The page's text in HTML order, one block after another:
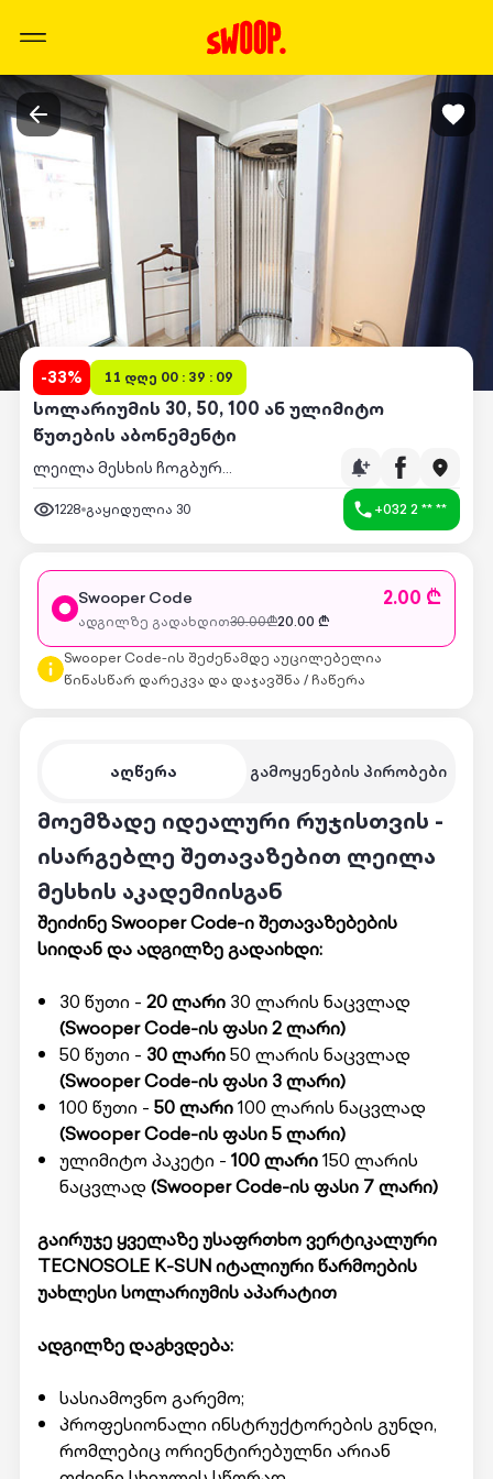
-33% 11 დღე 00 : 39 : 09
სოლარიუმის 30, 50, 100 ან ულიმიტო
წუთების აბონემენტი
ლეილა მესხის ჩოგბურთის აკადემია
1228 გაყიდულია 30 +032 2 ** **
აღწერა გამოყენების პირობები
მოემზადე იდეალური რუჯისთვის -
ისარგებლე შეთავაზებით ლეილა
მესხის აკადემიისგან
შეიძინე Swooper Code-ი შეთავაზებების
სიიდან და ადგილზე გადაიხდი:
30 წუთი - 20 ლარი30 ლარის ნაცვლად
(Swooper Code-ის ფასი 2 ლარი)
50 წუთი - 30 ლარი50 ლარის ნაცვლად
(Swooper Code-ის ფასი 3 ლარი)
100 წუთი - 50 ლარი100 ლარის ნაცვლად
(Swooper Code-ის ფასი 5 ლარი)
ულიმიტო პაკეტი - 100 ლარი150 ლარის
ნაცვლად (Swooper Code-ის ფასი 7 ლარი)
გაირუჯე ყველაზე უსაფრთხო ვერტიკალური
TECNOSOLE K-SUN იტალიური წარმოების
უახლესი სოლარიუმის აპარატით
ადგილზე დაგხვდება:
სასიამოვნო გარემო;
პროფესიონალი ინსტრუქტორების გუნდი,
რომლებიც ორიენტირებულნი არიან
Swooper Code 2.00 ₾
ადგილზე გადახდით30.00₾20.00 ₾
Swooper Code-ის შეძენამდე აუცილებელია
წინასწარ დარეკვა და დაჯავშნა / ჩაწერა